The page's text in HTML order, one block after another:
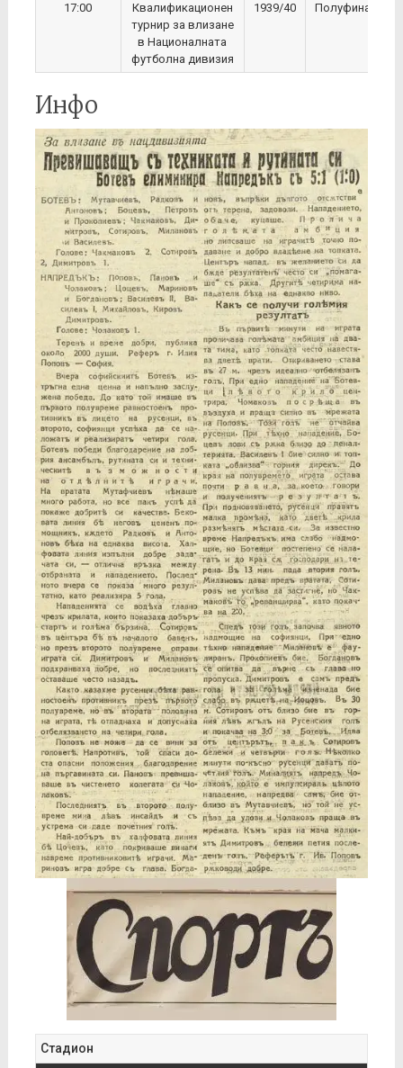
17:00
Квалификационен
турнир за влизане
в Националната
футболна дивизия
1939/40
Полуфинал
Инфо
Стадион